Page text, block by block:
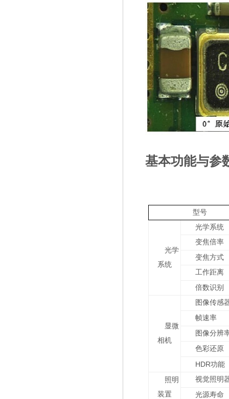
基本功能与参
型号
光学
系统
光学系统
变焦倍率
变焦方式
工作距离
倍数识别
显微
相机
图像传感
帧速率
图像分辨
色彩还原
HDR功能
照明
装置
视觉照明
光源寿命